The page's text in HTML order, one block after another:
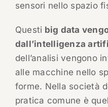
sensori nello spazio
Questi big data
dall’intelligenza
dell’analisi vengono
alle macchine nello
forme. Nella società
pratica comune è